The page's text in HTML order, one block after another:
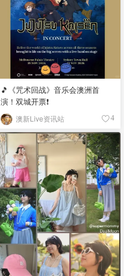
🎵《咒术回战》音乐会澳洲首
演！双城开票❗️
澳新Live资讯站 4